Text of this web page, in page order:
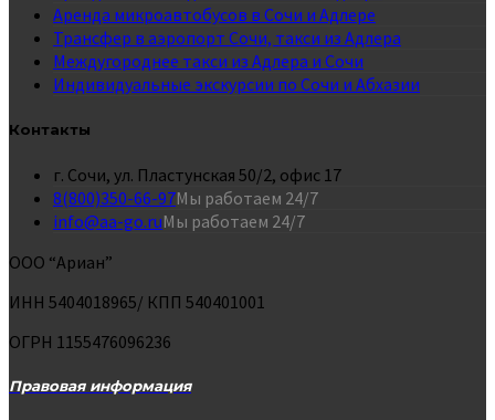
Аренда микроавтобусов в Сочи и Адлере
Трансфер в аэропорт Сочи, такси из Адлера
Междугороднее такси из Адлера и Сочи
Индивидуальные экскурсии по Сочи и Абхазии
Контакты
г. Сочи, ул. Пластунская 50/2, офис 17
8(800)350-66-97Мы работаем 24/7
info@aa-go.ruМы работаем 24/7
ООО “Ариан”
ИНН 5404018965/ КПП 540401001
ОГРН 1155476096236
Правовая информация